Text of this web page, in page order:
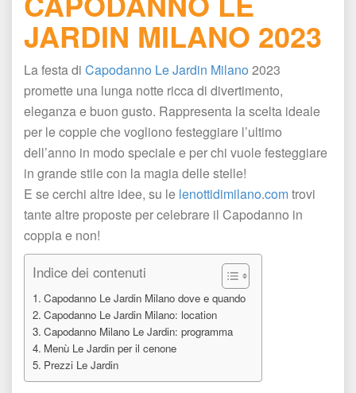
JARDIN MILANO 2023
La festa di Capodanno Le Jardin Milano 2023
promette una lunga notte ricca di divertimento,
eleganza e buon gusto. Rappresenta la scelta ideale
per le coppie che vogliono festeggiare l’ultimo
dell’anno in modo speciale e per chi vuole festeggiare
in grande stile con la magia delle stelle!
E se cerchi altre idee, su le lenottidimilano.com trovi
tante altre proposte per celebrare il Capodanno in
coppia e non!
Indice dei contenuti
Capodanno Le Jardin Milano dove e quando
Capodanno Le Jardin Milano: location
Capodanno Milano Le Jardin: programma
Menù Le Jardin per il cenone
Prezzi Le Jardin